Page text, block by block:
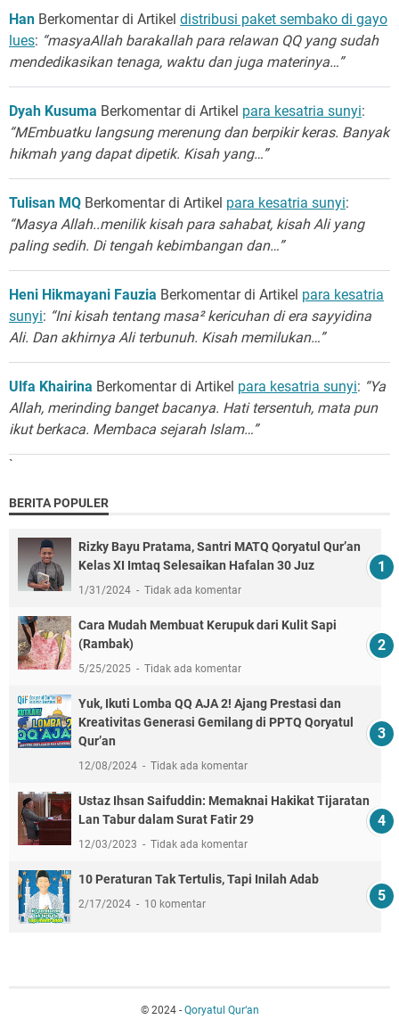
Han Berkomentar di Artikel distribusi paket sembako di gayo
lues: “masyaAllah barakallah para relawan QQ yang sudah
mendedikasikan tenaga, waktu dan juga materinya…”
Dyah Kusuma Berkomentar di Artikel para kesatria sunyi:
“MEmbuatku langsung merenung dan berpikir keras. Banyak
hikmah yang dapat dipetik. Kisah yang…”
Tulisan MQ Berkomentar di Artikel para kesatria sunyi:
“Masya Allah..menilik kisah para sahabat, kisah Ali yang
paling sedih. Di tengah kebimbangan dan…”
Heni Hikmayani Fauzia Berkomentar di Artikel para kesatria
sunyi: “Ini kisah tentang masa² kericuhan di era sayyidina
Ali. Dan akhirnya Ali terbunuh. Kisah memilukan…”
Ulfa Khairina Berkomentar di Artikel para kesatria sunyi: “Ya
Allah, merinding banget bacanya. Hati tersentuh, mata pun
ikut berkaca. Membaca sejarah Islam…”
`
BERITA POPULER
Rizky Bayu Pratama, Santri MATQ Qoryatul Qur’an
Kelas XI Imtaq Selesaikan Hafalan 30 Juz
1/31/2024 Tidak ada komentar
Cara Mudah Membuat Kerupuk dari Kulit Sapi
(Rambak)
5/25/2025 Tidak ada komentar
Yuk, Ikuti Lomba QQ AJA 2! Ajang Prestasi dan
Kreativitas Generasi Gemilang di PPTQ Qoryatul
Qur’an
12/08/2024 Tidak ada komentar
Ustaz Ihsan Saifuddin: Memaknai Hakikat Tijaratan
Lan Tabur dalam Surat Fatir 29
12/03/2023 Tidak ada komentar
10 Peraturan Tak Tertulis, Tapi Inilah Adab
2/17/2024 10 komentar
© 2024 - Qoryatul Qur‘an